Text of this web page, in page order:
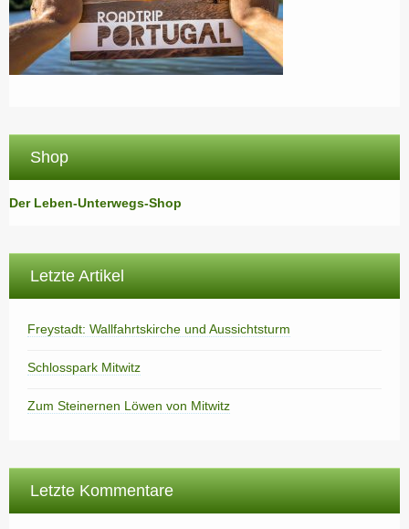
Shop
Der Leben-Unterwegs-Shop
Letzte Artikel
Freystadt: Wallfahrtskirche und Aussichtsturm
Schlosspark Mitwitz
Zum Steinernen Löwen von Mitwitz
Letzte Kommentare